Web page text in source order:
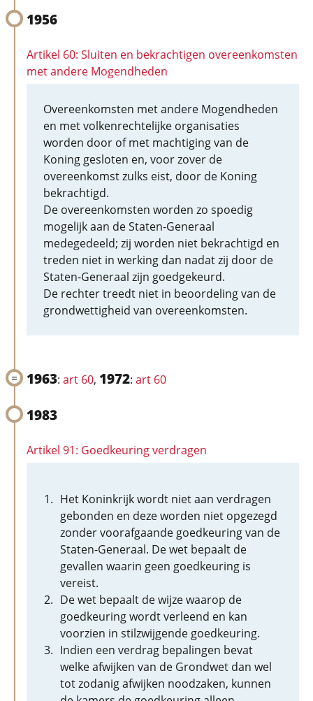
1956
Artikel 60: Sluiten en bekrachtigen overeenkomsten
met andere Mogendheden
Overeenkomsten met andere Mogendheden
en met volkenrechtelijke organisaties
worden door of met machtiging van de
Koning gesloten en, voor zover de
overeenkomst zulks eist, door de Koning
bekrachtigd.
De overeenkomsten worden zo spoedig
mogelijk aan de Staten-Generaal
medegedeeld; zij worden niet bekrachtigd en
treden niet in werking dan nadat zij door de
Staten-Generaal zijn goedgekeurd.
De rechter treedt niet in beoordeling van de
grondwettigheid van overeenkomsten.
1963: art 60, 1972: art 60
1983
Artikel 91: Goedkeuring verdragen
Het Koninkrijk wordt niet aan verdragen
gebonden en deze worden niet opgezegd
zonder voorafgaande goedkeuring van de
Staten-Generaal. De wet bepaalt de
gevallen waarin geen goedkeuring is
vereist.
De wet bepaalt de wijze waarop de
goedkeuring wordt verleend en kan
voorzien in stilzwijgende goedkeuring.
Indien een verdrag bepalingen bevat
welke afwijken van de Grondwet dan wel
tot zodanig afwijken noodzaken, kunnen